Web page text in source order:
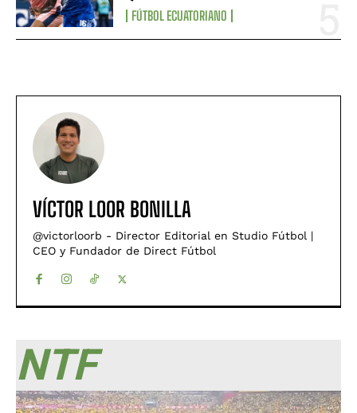
FÚTBOL ECUATORIANO
VÍCTOR LOOR BONILLA
@victorloorb - Director Editorial en Studio Fútbol |
CEO y Fundador de Direct Fútbol
NTF